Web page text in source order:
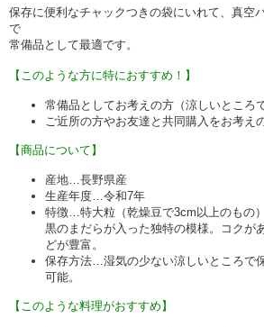
保存に便利なチャックつきの袋にいれて、真空
で
常備品として最適です。
【このような方に特におすすめ！】
常備品としてお考えの方（涼しいところ
ご近所の方やお友達と共同購入をお考え
【商品について】
産地…長野県産
生産年度…令和7年
特徴…特大粒（乾燥豆で3cm以上のもの
黒のまだらが入った独特の模様。コクが
どが豊富。
保存方法…湿気の少ない涼しいところで
可能。
【このような料理がおすすめ】